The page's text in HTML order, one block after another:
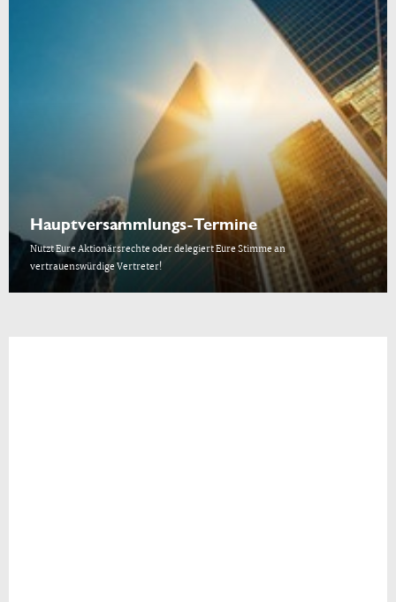
Hauptversammlungs-Termine
Nutzt Eure Aktionärsrechte oder delegiert Eure Stimme an
vertrauenswürdige Vertreter!